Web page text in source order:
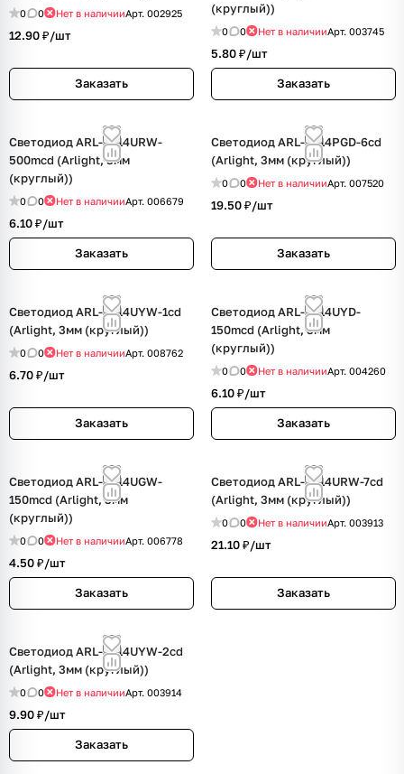
0 0 Нет в наличииАрт. 002925
12.90 ₽/шт
Заказать
(круглый))
0 0 Нет в наличииАрт. 003745
5.80 ₽/шт
Заказать
Светодиод ARL-3314URW-
500mcd (Arlight, 3мм
(круглый))
0 0 Нет в наличииАрт. 006679
6.10 ₽/шт
Заказать
Светодиод ARL-3514PGD-6cd
(Arlight, 3мм (круглый))
0 0 Нет в наличииАрт. 007520
19.50 ₽/шт
Заказать
Светодиод ARL-3514UYW-1cd
(Arlight, 3мм (круглый))
0 0 Нет в наличииАрт. 008762
6.70 ₽/шт
Заказать
Светодиод ARL-3514UYD-
150mcd (Arlight, 3мм
(круглый))
0 0 Нет в наличииАрт. 004260
6.10 ₽/шт
Заказать
Светодиод ARL-3514UGW-
150mcd (Arlight, 3мм
(круглый))
0 0 Нет в наличииАрт. 006778
4.50 ₽/шт
Заказать
Светодиод ARL-3314URW-7cd
(Arlight, 3мм (круглый))
0 0 Нет в наличииАрт. 003913
21.10 ₽/шт
Заказать
Светодиод ARL-3514UYW-2cd
(Arlight, 3мм (круглый))
0 0 Нет в наличииАрт. 003914
9.90 ₽/шт
Заказать